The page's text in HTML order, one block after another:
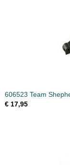
606523 Team
€ 17,95